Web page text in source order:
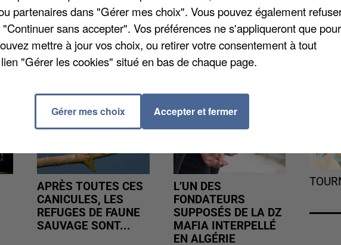
APRÈS TOUTES CES
CANICULES, LES
REFUGES DE FAUNE
SAUVAGE SONT...
L’UN DES
FONDATEURS
SUPPOSÉS DE LA DZ
MAFIA INTERPELLÉ
EN ALGÉRIE
partenaires dans "Gérer mes choix". Vous pouvez également
sans accepter". Vos préférences ne s'appliqueront que pour
mettre à jour vos choix, ou retirer votre consentement à tout
"Gérer les cookies" situé en bas de chaque page.
Gérer mes choix Accepter et fermer